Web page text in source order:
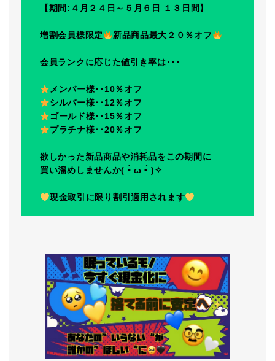
【期間:４月２４日～５月６日 １３日間】
増割会員様限定 新品商品最大２０％オフ
会員ランクに応じた値引き率は･･･
メンバー様･･10％オフ
シルバー様･･12％オフ
ゴールド様･･15％オフ
プラチナ様･･20％オフ
欲しかった新品商品や消耗品をこの期間に
買い溜めしませんか( •̀ ω •́ )✧
現金取引に限り割引適用されます